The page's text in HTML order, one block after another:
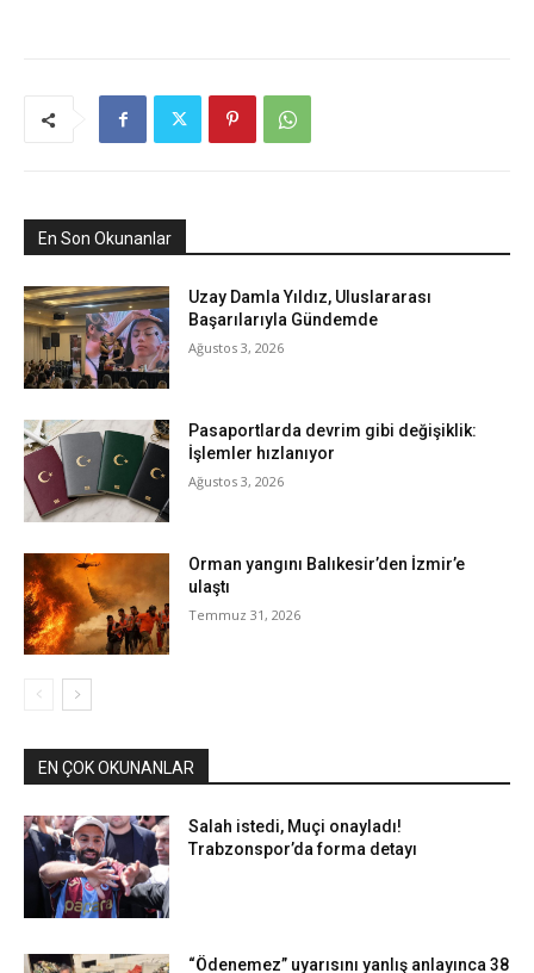
En Son Okunanlar
Uzay Damla Yıldız, Uluslararası
Başarılarıyla Gündemde
Ağustos 3, 2026
Pasaportlarda devrim gibi değişiklik:
İşlemler hızlanıyor
Ağustos 3, 2026
Orman yangını Balıkesir’den İzmir’e
ulaştı
Temmuz 31, 2026
EN ÇOK OKUNANLAR
Salah istedi, Muçi onayladı!
Trabzonspor’da forma detayı
“Ödenemez” uyarısını yanlış anlayınca 38